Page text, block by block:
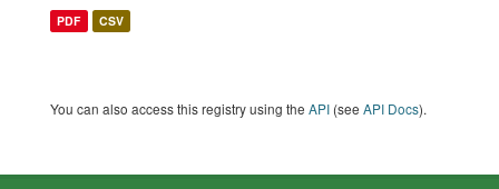
PDF CSV
You can also access this registry using the API (see API Docs).